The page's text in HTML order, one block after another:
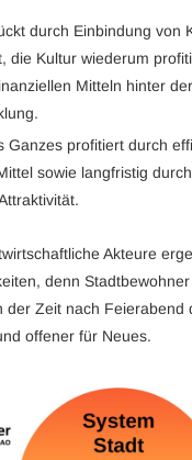
durch Einbindung von
die Kultur wiederum
Mitteln hinter
Ganzes profitiert durch
sowie langfristig
Akteure
denn
der Zeit nach Feierabend
offener für Neues.